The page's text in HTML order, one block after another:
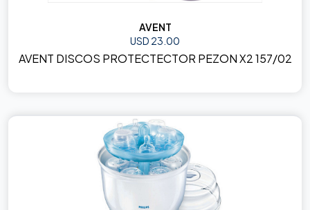
AVENT
USD 23.00
AVENT DISCOS PROTECTECTOR PEZON X2 157/02